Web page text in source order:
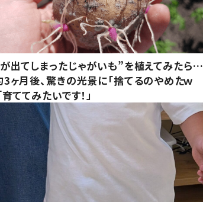
出てしまったじゃがいも”を植えてみたら…
ヶ月後、驚きの光景に「捨てるのやめたｗ
育ててみたいです！」